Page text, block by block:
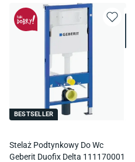
BESTSELLER
Stelaż Podtynkowy Do Wc
Geberit Duofix Delta 111170001